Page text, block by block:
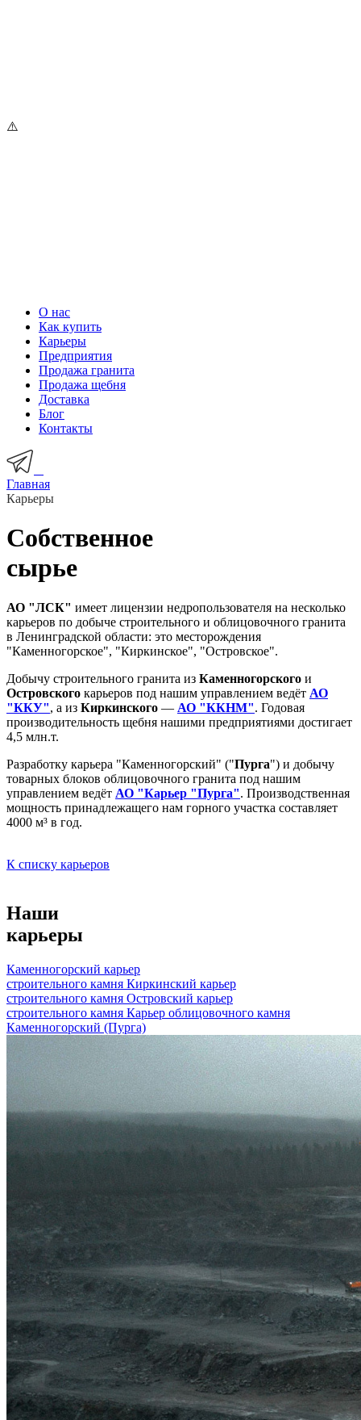
О нас
Как купить
Карьеры
Предприятия
Продажа гранита
Продажа щебня
Доставка
Блог
Контакты
Главная
Карьеры
Собственное
сырье
АО "ЛСК" имеет лицензии недропользователя на несколько
карьеров по добыче строительного и облицовочного гранита
в Ленинградской области: это месторождения
"Каменногорское", "Киркинское", "Островское".
Добычу строительного гранита из Каменногорского и
Островского карьеров под нашим управлением ведёт АО
"ККУ", а из Киркинского — АО "ККНМ". Годовая
производительность щебня нашими предприятиями достигает
4,5 млн.т.
Разработку карьера "Каменногорский" ("Пурга") и добычу
товарных блоков облицовочного гранита под нашим
управлением ведёт АО "Карьер "Пурга". Производственная
мощность принадлежащего нам горного участка составляет
4000 м³ в год.
К списку карьеров
Наши
карьеры
Каменногорский карьер
строительного камня Киркинский карьер
строительного камня Островский карьер
строительного камня Карьер облицовочного камня
Каменногорский (Пурга)